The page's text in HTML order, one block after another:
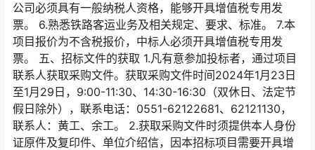
公司必须具有一般纳税人资格，能够开具增值税专用发
票。 6.熟悉铁路客运业务及相关规定、要求、标准。 7.本
项目报价为不含税报价，中标人必须开具增值税专用发
票。 五、招标文件的获取 1.凡有意参加投标者，通过项目
联系人获取采购文件。获取采购文件时间2024年1月23日
至1月29日，9:00-11:30、14:30-16:30（双休日、法定节
假日除外），联系电话：0551-62122681、62121130，
联系人：黄工、余工。 2.获取采购文件时须提供本人身份
证原件及复印件、单位介绍信，因本招标项目需要开具增